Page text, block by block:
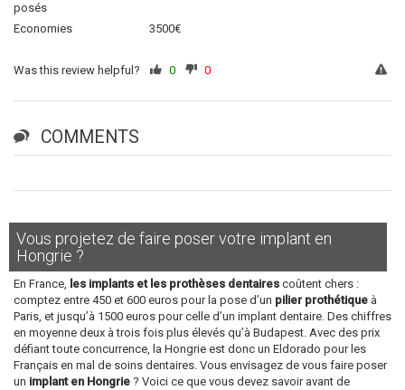
posés
Economies 3500€
Was this review helpful? 0 0
COMMENTS
Vous projetez de faire poser votre implant en
Hongrie ?
En France, les implants et les prothèses dentaires coûtent chers :
comptez entre 450 et 600 euros pour la pose d’un pilier prothétique à
Paris, et jusqu’à 1500 euros pour celle d’un implant dentaire. Des chiffres
en moyenne deux à trois fois plus élevés qu’à Budapest. Avec des prix
défiant toute concurrence, la Hongrie est donc un Eldorado pour les
Français en mal de soins dentaires. Vous envisagez de vous faire poser
un implant en Hongrie ? Voici ce que vous devez savoir avant de